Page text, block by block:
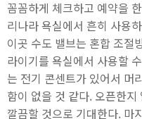
꼼꼼하게 체크하고 예약을
리나라 욕실에서 흔히 사용
이곳 수도 밸브는 혼합 조절
라이기를 욕실에서 사용할
는 전기 콘센트가 있어서 머
함이 없을 것 같다. 오픈한
깔끔할 것으로 기대한다. 마